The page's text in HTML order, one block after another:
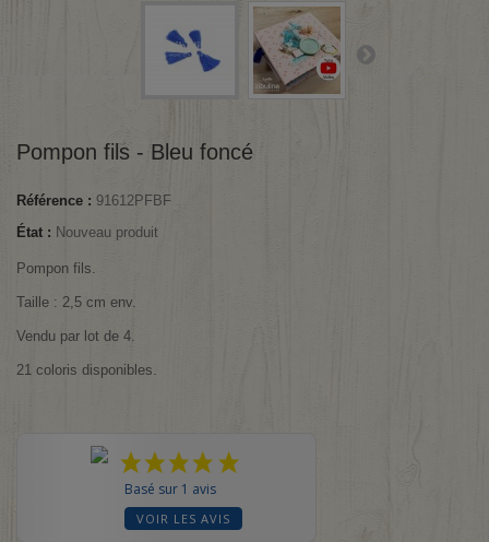
Pompon fils - Bleu foncé
Référence : 91612PFBF
État : Nouveau produit
Pompon fils.
Taille : 2,5 cm env.
Vendu par lot de 4.
21 coloris disponibles.
Basé sur 1 avis
VOIR LES AVIS